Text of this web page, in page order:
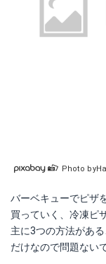
Photo
バーベキューでピザ
買っていく、冷凍ピ
主に3つの方法があ
だけなので問題ない